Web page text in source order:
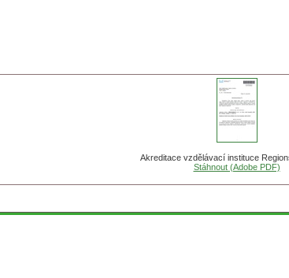
Akreditace vzdělávací instituce
Stáhnout (Adobe PDF)